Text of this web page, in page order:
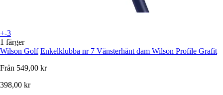
+-3
1 färger
Wilson Golf Enkelklubba nr 7 Vänsterhänt dam Wilson Profile Grafit
Från 549,00 kr
398,00 kr